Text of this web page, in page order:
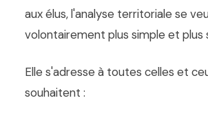
aux élus, l'analyse territoriale se
volontairement plus simple et plus
Elle s'adresse à toutes celles et
souhaitent :